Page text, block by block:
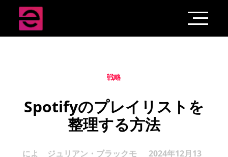
戦略
Spotifyのプレイリストを
整理する方法
によ
ジュリアン・ブラックモ
2024年12月13